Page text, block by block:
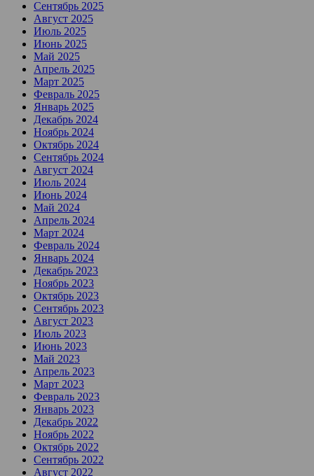
Сентябрь 2025
Август 2025
Июль 2025
Июнь 2025
Май 2025
Апрель 2025
Март 2025
Февраль 2025
Январь 2025
Декабрь 2024
Ноябрь 2024
Октябрь 2024
Сентябрь 2024
Август 2024
Июль 2024
Июнь 2024
Май 2024
Апрель 2024
Март 2024
Февраль 2024
Январь 2024
Декабрь 2023
Ноябрь 2023
Октябрь 2023
Сентябрь 2023
Август 2023
Июль 2023
Июнь 2023
Май 2023
Апрель 2023
Март 2023
Февраль 2023
Январь 2023
Декабрь 2022
Ноябрь 2022
Октябрь 2022
Сентябрь 2022
Август 2022